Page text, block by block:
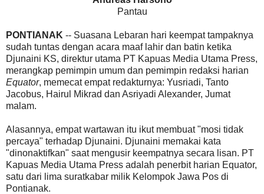
Pantau
PONTIANAK -- Suasana Lebaran hari keempat tampaknya
sudah tuntas dengan acara maaf lahir dan batin ketika
Djunaini KS, direktur utama PT Kapuas Media Utama Press,
merangkap pemimpin umum dan pemimpin redaksi harian
Equator, memecat empat redakturnya: Yusriadi, Tanto
Jacobus, Hairul Mikrad dan Asriyadi Alexander, Jumat
malam.
Alasannya, empat wartawan itu ikut membuat "mosi tidak
percaya" terhadap Djunaini. Djunaini memakai kata
"dinonaktifkan" saat mengusir keempatnya secara lisan. PT
Kapuas Media Utama Press adalah penerbit harian Equator,
satu dari lima suratkabar milik Kelompok Jawa Pos di
Pontianak.